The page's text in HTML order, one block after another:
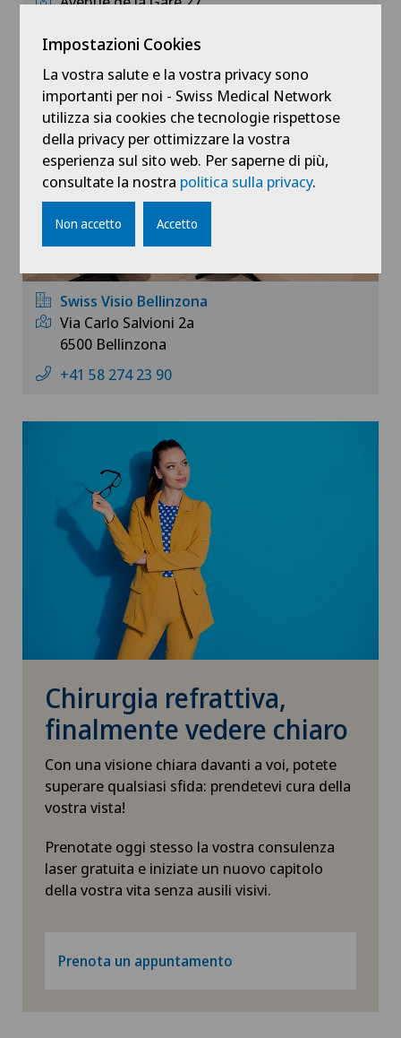
+41 58 274 23 40
Swiss Visio Bellinzona
Via Carlo Salvioni 2a
6500 Bellinzona
+41 58 274 23 90
Chirurgia refrattiva,
finalmente vedere chiaro
Con una visione chiara davanti a voi, potete
superare qualsiasi sfida: prendetevi cura della
vostra vista!
Prenotate oggi stesso la vostra consulenza
laser gratuita e iniziate un nuovo capitolo
della vostra vita senza ausili visivi.
Prenota un appuntamento
Impostazioni Cookies
La vostra salute e la vostra privacy sono
importanti per noi - Swiss Medical Network
utilizza sia cookies che tecnologie rispettose
della privacy per ottimizzare la vostra
esperienza sul sito web. Per saperne di più,
consultate la nostra politica sulla privacy.
Non accetto Accetto